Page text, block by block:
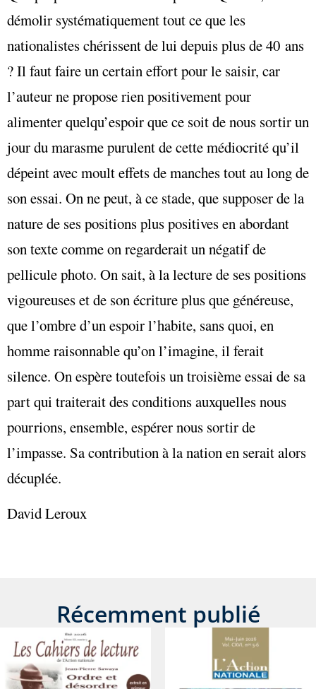
démolir systématiquement tout ce que les
nationalistes chérissent de lui depuis plus de 40 ans
? Il faut faire un certain effort pour le saisir, car
l’auteur ne propose rien positivement pour
alimenter quelqu’espoir que ce soit de nous sortir un
jour du marasme purulent de cette médiocrité qu’il
dépeint avec moult effets de manches tout au long de
son essai. On ne peut, à ce stade, que supposer de la
nature de ses positions plus positives en abordant
son texte comme on regarderait un négatif de
pellicule photo. On sait, à la lecture de ses positions
vigoureuses et de son écriture plus que généreuse,
que l’ombre d’un espoir l’habite, sans quoi, en
homme raisonnable qu’on l’imagine, il ferait
silence. On espère toutefois un troisième essai de sa
part qui traiterait des conditions auxquelles nous
pourrions, ensemble, espérer nous sortir de
l’impasse. Sa contribution à la nation en serait alors
décuplée.
David Leroux
Récemment publié